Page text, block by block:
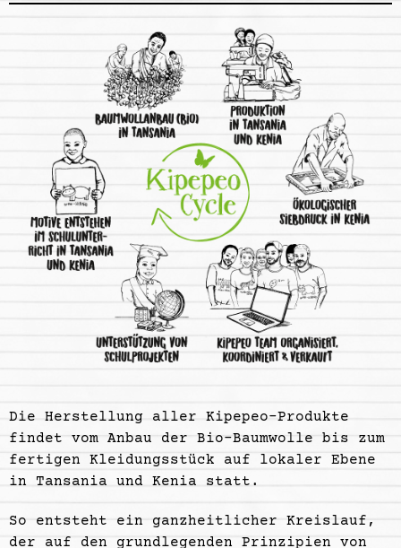
Die Herstellung aller Kipepeo-Produkte
findet vom Anbau der Bio-Baumwolle bis zum
fertigen Kleidungsstück auf lokaler Ebene
in Tansania und Kenia statt.
So entsteht ein ganzheitlicher Kreislauf,
der auf den grundlegenden Prinzipien von